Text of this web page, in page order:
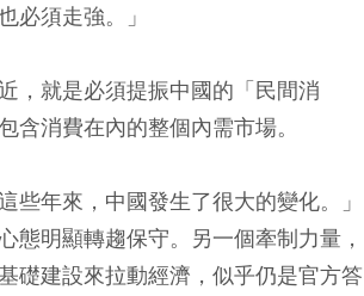
必須走強。」
，就是必須提振中國的「民間消
消費在內的整個內需市場。
些年來，中國發生了很大的變化。」
態明顯轉趨保守。另一個牽制力量，
礎建設來拉動經濟，似乎仍是官方答